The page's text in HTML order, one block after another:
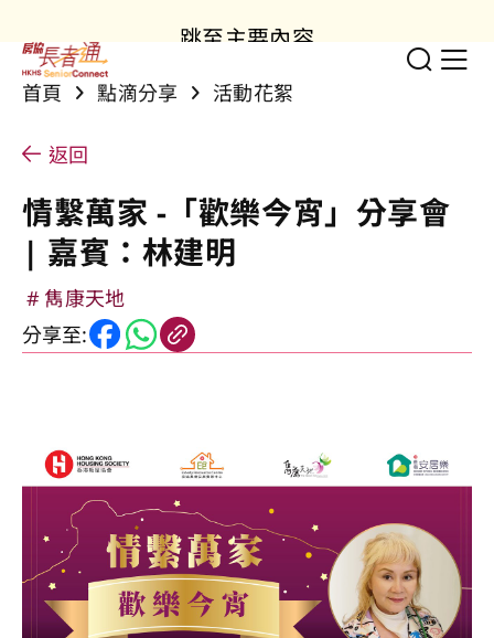
跳至主要內容
切換
顯
首頁 點滴分享 活動花絮
返回
情繫萬家 -「歡樂今宵」分享會
| 嘉賓：林建明
雋康天地
分享至: